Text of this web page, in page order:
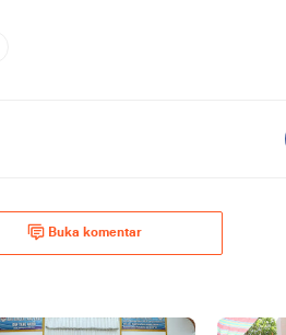
Buka komentar